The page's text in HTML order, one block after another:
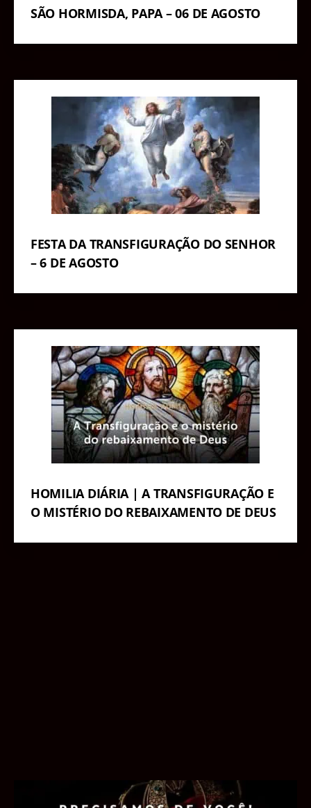
SÃO HORMISDA, PAPA – 06 DE AGOSTO
FESTA DA TRANSFIGURAÇÃO DO SENHOR
– 6 DE AGOSTO
HOMILIA DIÁRIA | A TRANSFIGURAÇÃO E
O MISTÉRIO DO REBAIXAMENTO DE DEUS